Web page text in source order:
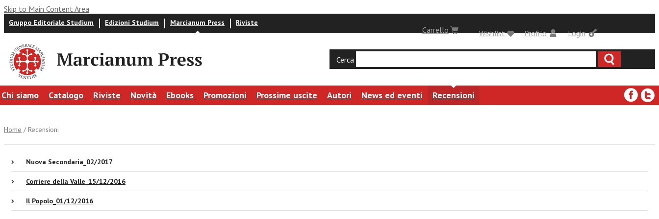
Skip to Main Content Area
Gruppo Editoriale Studium Edizioni Studium Marcianum Press Riviste
Login
Carrello Profilo
Wishlist
Cerca
Chi siamo Catalogo Riviste Novità Ebooks Promozioni Prossime uscite Autori News ed eventi Recensioni
Home / Recensioni
Nuova Secondaria_02/2017
Corriere della Valle_15/12/2016
Il Popolo_01/12/2016